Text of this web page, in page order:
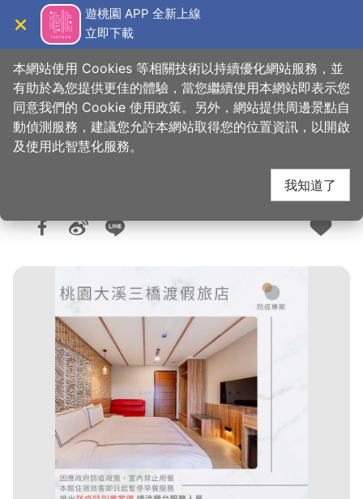
主
遊桃園 APP 全新上線
立即下載
首頁 > 想去的地方 > 住宿 > 旅館與民宿
三橋渡假旅店
人氣：4916
本網站使用 Cookies 等相關技術以持續優化網站服務，並
有助於為您提供更佳的體驗，當您繼續使用本網站即表示您
同意我們的 Cookie 使用政策。另外，網站提供周邊景點自
動偵測服務，建議您允許本網站取得您的位置資訊，以開啟
及使用此智慧化服務。
我知道了